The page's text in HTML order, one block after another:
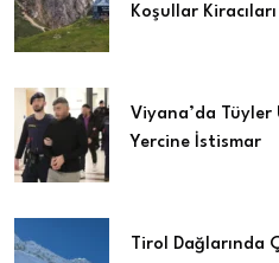
Koşullar Kiracıları
Viyana’da Tüyler
Yercine İstismar
Tirol Dağlarında